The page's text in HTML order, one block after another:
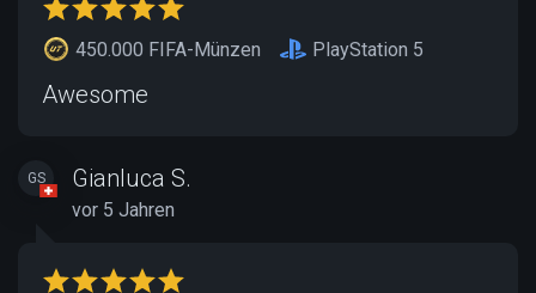
450.000 FIFA-Münzen PlayStation 5
Awesome
GS Gianluca S.
vor 5 Jahren